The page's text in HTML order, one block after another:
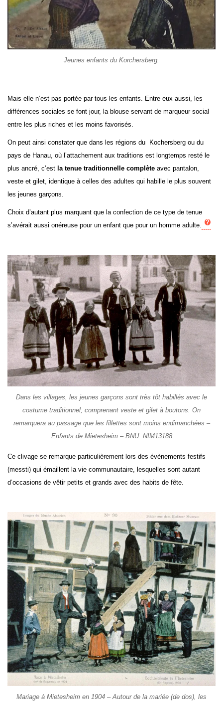
Jeunes enfants du Korchersberg.
Mais elle n’est pas portée par tous les enfants. Entre eux aussi, les
différences sociales se font jour, la blouse servant de marqueur social
entre les plus riches et les moins favorisés.
On peut ainsi constater que dans les régions du Kochersberg ou du
pays de Hanau, où l’attachement aux traditions est longtemps resté le
plus ancré, c’est la tenue traditionnelle complète avec pantalon,
veste et gilet, identique à celles des adultes qui habille le plus souvent
les jeunes garçons.
Choix d’autant plus marquant que la confection de ce type de tenue
s’avérait aussi onéreuse pour un enfant que pour un homme adulte.
Dans les villages, les jeunes garçons sont très tôt habillés avec le
costume traditionnel, comprenant veste et gilet à boutons. On
remarquera au passage que les fillettes sont moins endimanchées –
Enfants de Mietesheim – BNU. NIM13188
Ce clivage se remarque particulièrement lors des évènements festifs
(messti) qui émaillent la vie communautaire, lesquelles sont autant
d’occasions de vêtir petits et grands avec des habits de fête.
Mariage à Mietesheim en 1904 – Autour de la mariée (de dos), les